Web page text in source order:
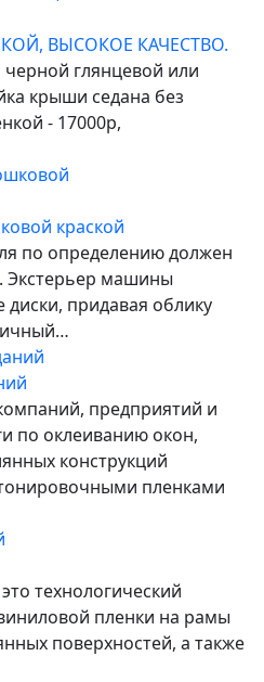
ВЫСОКОЕ КАЧЕСТВО.
глянцевой или
крыши седана без
- 17000р,
краской
по определению должен
Экстерьер машины
придавая облику
предприятий и
по оклеиванию окон,
конструкций
пленками
технологический
пленки на рамы
поверхностей, а также